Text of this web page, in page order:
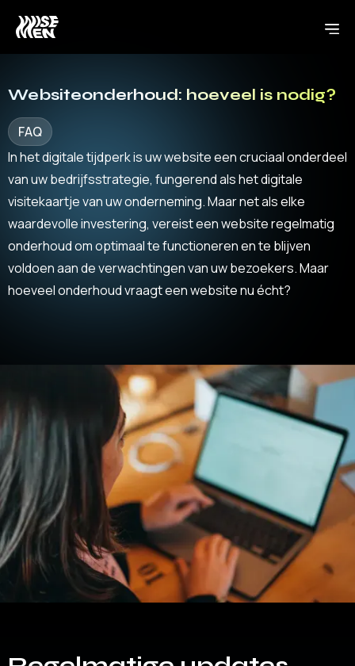
Websiteonderhoud: hoeveel is nodig?
FAQ
In het digitale tijdperk is uw website een cruciaal onderdeel
van uw bedrijfsstrategie, fungerend als het digitale
visitekaartje van uw onderneming. Maar net als elke
waardevolle investering, vereist een website regelmatig
onderhoud om optimaal te functioneren en te blijven
voldoen aan de verwachtingen van uw bezoekers. Maar
hoeveel onderhoud vraagt een website nu écht?